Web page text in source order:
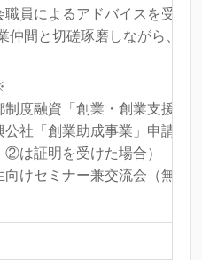
職員によるアドバイスを受け
仲間と切磋琢磨しながら、じ
度融資「創業・創業支援特
社「創業助成事業」申請対
は証明を受けた場合）
けセミナー兼交流会（無料